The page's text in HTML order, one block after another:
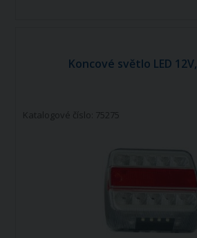
Koncové světlo LED
Katalogové číslo: 75275